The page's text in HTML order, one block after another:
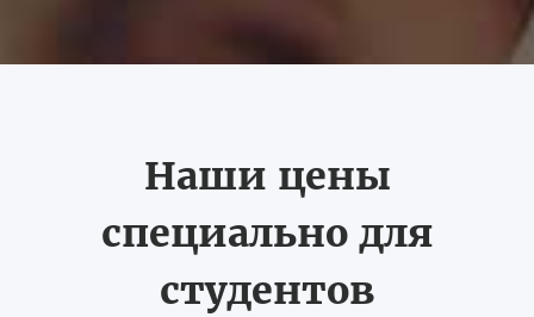
Наши цены
специально для
студентов